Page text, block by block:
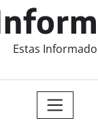
Estas Informado